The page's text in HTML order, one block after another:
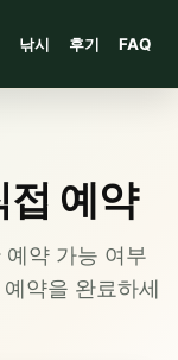
낚시 후기 FAQ
접 예약
예약 가능 여부
약을 완료하세